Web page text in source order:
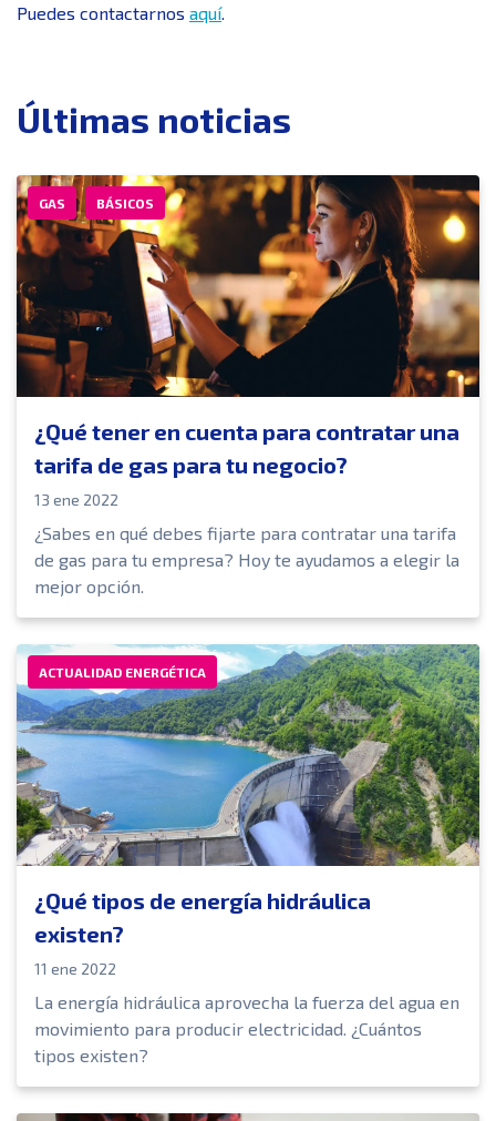
Puedes contactarnos aquí.
Últimas noticias
GAS BÁSICOS
¿Qué tener en cuenta para contratar una
tarifa de gas para tu negocio?
13 ene 2022
¿Sabes en qué debes fijarte para contratar una tarifa
de gas para tu empresa? Hoy te ayudamos a elegir la
mejor opción.
ACTUALIDAD ENERGÉTICA
¿Qué tipos de energía hidráulica
existen?
11 ene 2022
La energía hidráulica aprovecha la fuerza del agua en
movimiento para producir electricidad. ¿Cuántos
tipos existen?